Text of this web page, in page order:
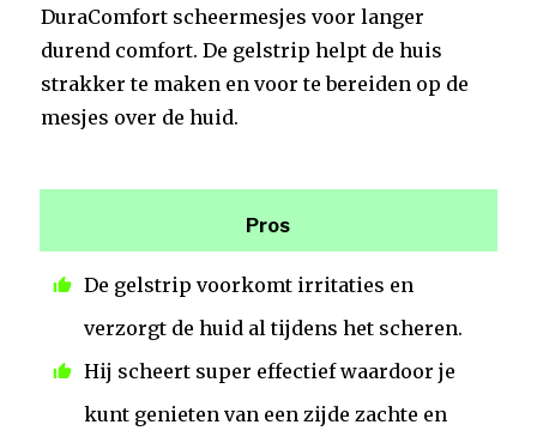
DuraComfort scheermesjes voor langer
durend comfort. De gelstrip helpt de huis
strakker te maken en voor te bereiden op de
mesjes over de huid.
Pros
De gelstrip voorkomt irritaties en
verzorgt de huid al tijdens het scheren.
Hij scheert super effectief waardoor je
kunt genieten van een zijde zachte en